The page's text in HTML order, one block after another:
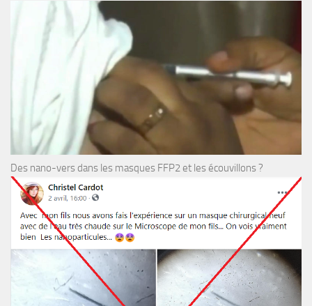
Des nano-vers dans les masques FFP2 et les écouvillons ?